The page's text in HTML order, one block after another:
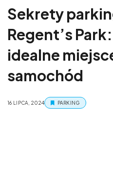
Sekrety
Regent’s
idealne
samochód
16 LIPCA, 2024 PARKING